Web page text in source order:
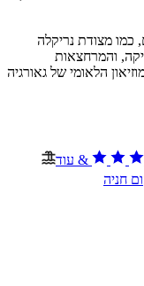
כמו מצודת נריקלה
והמרחצאות
הלאומי של גאורגיה
& עוד
חניה